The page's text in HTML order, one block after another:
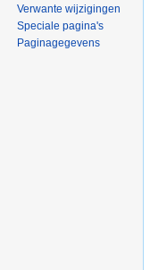
Verwante wijzigingen
Speciale pagina's
Paginagegevens